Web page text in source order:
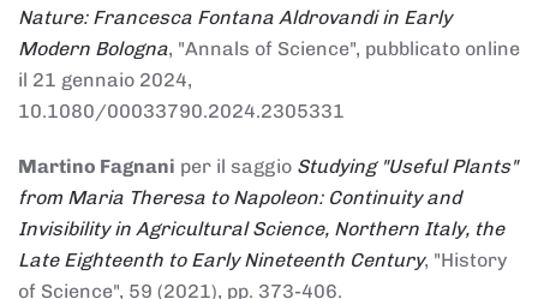
Nature: Francesca Fontana Aldrovandi in Early
Modern Bologna, "Annals of Science", pubblicato online
il 21 gennaio 2024,
10.1080/00033790.2024.2305331
Martino Fagnani per il saggio Studying "Useful Plants"
from Maria Theresa to Napoleon: Continuity and
Invisibility in Agricultural Science, Northern Italy, the
Late Eighteenth to Early Nineteenth Century, "History
of Science", 59 (2021), pp. 373-406.